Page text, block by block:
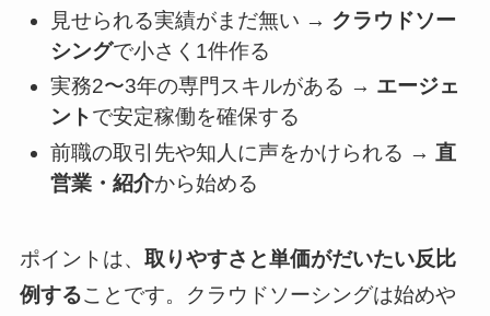
見せられる実績がまだ無い → クラウドソー
シングで小さく1件作る
実務2〜3年の専門スキルがある → エージェ
ントで安定稼働を確保する
前職の取引先や知人に声をかけられる → 直
営業・紹介から始める
ポイントは、 取りやすさと単価がだいたい反比
例することです。クラウドソーシングは始めや